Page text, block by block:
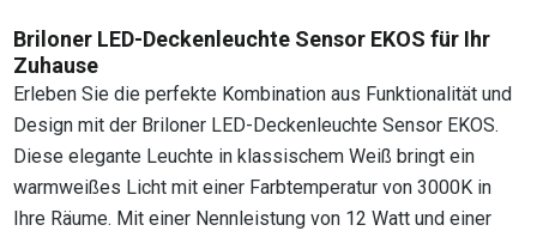
Briloner LED-Deckenleuchte Sensor EKOS für Ihr
Zuhause
Erleben Sie die perfekte Kombination aus Funktionalität und
Design mit der Briloner LED-Deckenleuchte Sensor EKOS.
Diese elegante Leuchte in klassischem Weiß bringt ein
warmweißes Licht mit einer Farbtemperatur von 3000K in
Ihre Räume. Mit einer Nennleistung von 12 Watt und einer